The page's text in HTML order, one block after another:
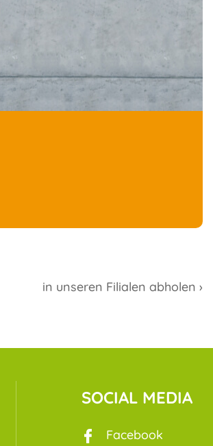
in unseren Filialen abholen ›
SOCIAL MEDIA
Facebook